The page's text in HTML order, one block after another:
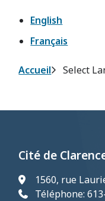
English
Français
Fil
Accueil Select
Cité de
1560, rue
Téléphone: